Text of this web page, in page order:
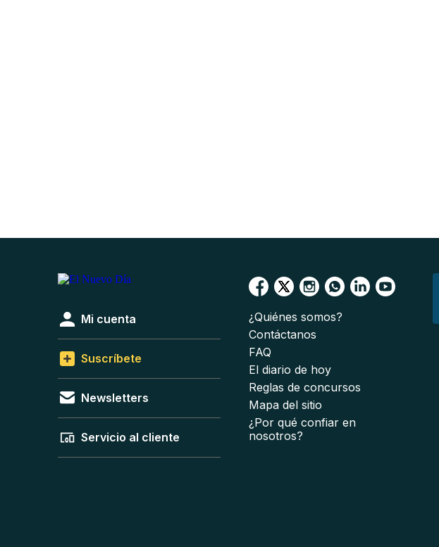
Mi cuenta
Suscríbete
Newsletters
Servicio al cliente
¿Quiénes somos?
Contáctanos
FAQ
El diario de hoy
Reglas de concursos
Mapa del sitio
¿Por qué confiar en
nosotros?